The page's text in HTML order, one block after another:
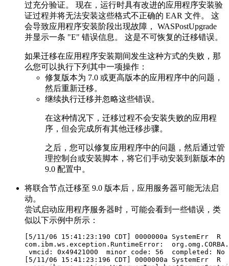
过充分验证。 现在，运行时具有改进的应用程序安装验
证过程并将无法安装这些格式不正确的 EAR 文件。 这
会导致应用程序安装阶段出现故障， WASPostUpgrade
并显示一条
E 错误信息。 这是不可恢复的迁移错误。
如果迁移在应用程序安装期间发生这种方式的失败，那
么您可以执行下列其中一项操作：
修复版本为 7.0 或更高版本的应用程序中的问题，
然后重新迁移。
继续执行迁移并忽略这些错误。
在这种情况下，迁移过程不会安装失败的应用程
序，但会完成所有其他迁移步骤。
之后，您可以修复应用程序中的问题，然后通过管
理控制台或安装脚本，将它们手动安装到 新版本的
9.0 配置中。
将联合节点迁移至 9.0 版本后，应用服务器可能无法启
动。
尝试启动应用程序服务器时，可能会看到一些错误，类
似以下示例中所示：
[5/11/06 15:41:23:190 CDT] 0000000a SystemErr
com.ibm.ws.exception.RuntimeError:
vmcid: 0x49421000  minor code: 56  completed: No
[5/11/06 15:41:23:196 CDT] 0000000a SystemErr